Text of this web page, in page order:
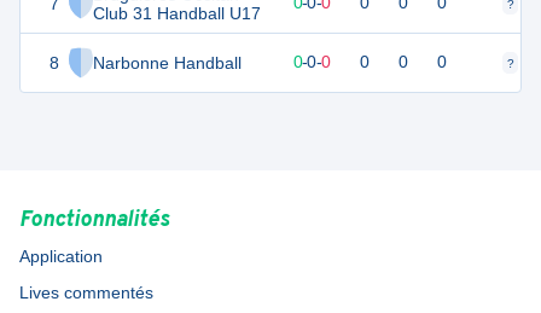
Club 31 Handball U17
8 Narbonne Handball
?
0 0-0-0 0 0 0 ?
Fonctionnalités
Application
Lives commentés